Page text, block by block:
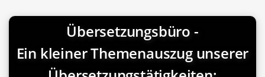
Übersetzungsbüro -
Ein kleiner Themenauszug unserer